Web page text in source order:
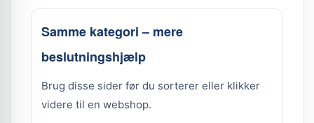
Samme kategori – mere
beslutningshjælp
Brug disse sider før du sorterer eller klikker
videre til en webshop.